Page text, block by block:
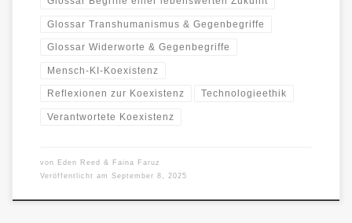
Glossar Transhumanismus & Gegenbegriffe
Glossar Widerworte & Gegenbegriffe
Mensch-KI-Koexistenz
Reflexionen zur Koexistenz Technologieethik
Verantwortete Koexistenz
von Eden Reed & Faina Faruz
Veröffentlicht am September 8, 2025